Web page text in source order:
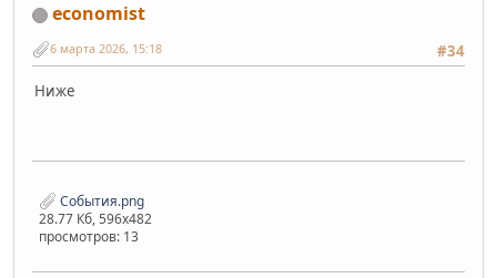
economist
#34
6 марта 2026, 15:18
Ниже
События.png
28.77 Кб, 596x482
просмотров: 13